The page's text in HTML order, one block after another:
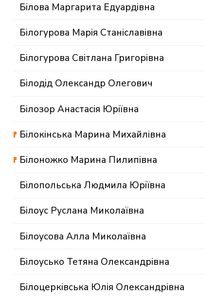
Білова Маргарита Едуардівна
Білогурова Марія Станіславівна
Білогурова Світлана Григорівна
Білодід Олександр Олегович
Білозор Анастасія Юріївна
Білокінська Марина Михайлівна
Білоножко Марина Пилипівна
Білопольська Людмила Юріївна
Білоус Руслана Миколаївна
Білоусова Алла Миколаївна
Білоусько Тетяна Олександрівна
Білоцерківська Юлія Олександрівна